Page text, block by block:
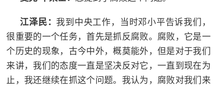
江泽民： 我到中央工作，当时邓小平告诉我们，
很重要的一个任务，首先是抓反腐败。腐败，它是一
个历史的现象，古今中外，概莫能外，但是对于我们
来讲，我们的态度一直是坚决反对它，一直到现在为
止，我还继续在抓这个问题。我认为，腐败对我们来